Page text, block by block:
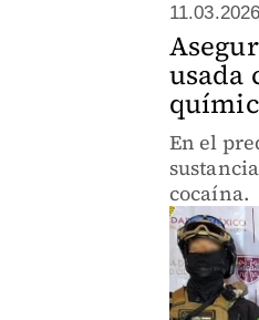
usada
En el
cocaína.